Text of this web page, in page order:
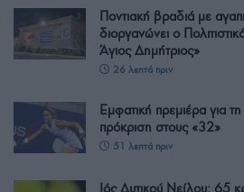
Ποντιακή βραδιά με
διοργανώνει ο
Άγιος Δημήτριος»
26 λεπτά πριν
Εμφατική πρεμιέρα για
πρόκριση στους «32»
51 λεπτά πριν